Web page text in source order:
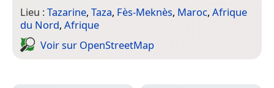
Lieu :Tazarine, Taza, Fès-Meknès, Maroc, Afrique
du Nord, Afrique
Voir sur Open­Street­Map